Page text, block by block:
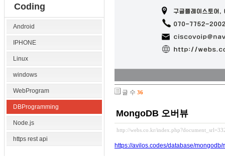
Coding
Android
IPHONE
Linux
windows
WebProgram
DBProgramming
Node.js
https rest api
글 수 36
MongoDB 오버뷰
http://webs.co.kr/
https://avilos.codes/database/